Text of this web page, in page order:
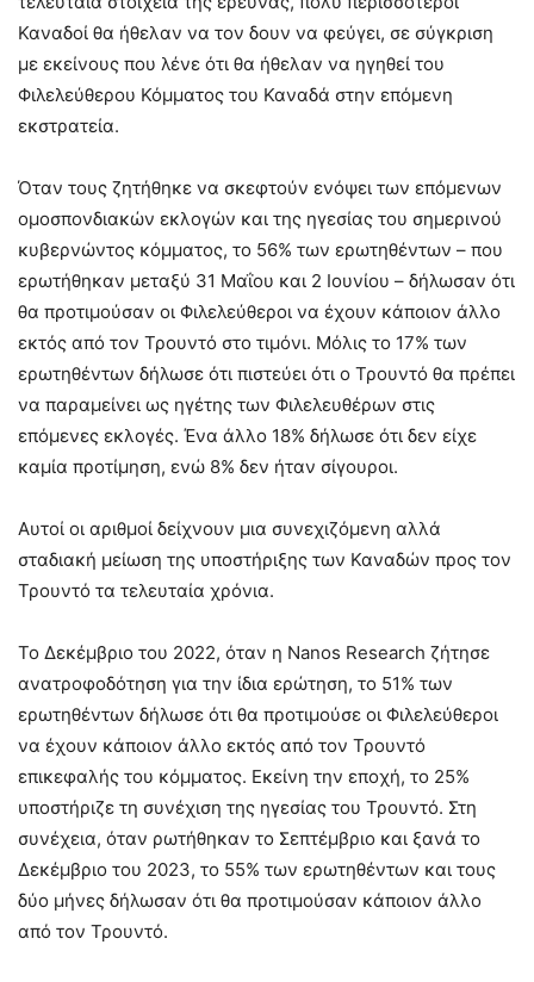
Καναδοί θα ήθελαν να τον δουν να φεύγει, σε σύγκριση
με εκείνους που λένε ότι θα ήθελαν να ηγηθεί του
Φιλελεύθερου Κόμματος του Καναδά στην επόμενη
εκστρατεία.
Όταν τους ζητήθηκε να σκεφτούν ενόψει των επόμενων
ομοσπονδιακών εκλογών και της ηγεσίας του σημερινού
κυβερνώντος κόμματος, το 56% των ερωτηθέντων – που
ερωτήθηκαν μεταξύ 31 Μαΐου και 2 Ιουνίου – δήλωσαν ότι
θα προτιμούσαν οι Φιλελεύθεροι να έχουν κάποιον άλλο
εκτός από τον Τρουντό στο τιμόνι. Μόλις το 17% των
ερωτηθέντων δήλωσε ότι πιστεύει ότι ο Τρουντό θα πρέπει
να παραμείνει ως ηγέτης των Φιλελευθέρων στις
επόμενες εκλογές. Ένα άλλο 18% δήλωσε ότι δεν είχε
καμία προτίμηση, ενώ 8% δεν ήταν σίγουροι.
Αυτοί οι αριθμοί δείχνουν μια συνεχιζόμενη αλλά
σταδιακή μείωση της υποστήριξης των Καναδών προς τον
Τρουντό τα τελευταία χρόνια.
Το Δεκέμβριο του 2022, όταν η Nanos Research ζήτησε
ανατροφοδότηση για την ίδια ερώτηση, το 51% των
ερωτηθέντων δήλωσε ότι θα προτιμούσε οι Φιλελεύθεροι
να έχουν κάποιον άλλο εκτός από τον Τρουντό
επικεφαλής του κόμματος. Εκείνη την εποχή, το 25%
υποστήριζε τη συνέχιση της ηγεσίας του Τρουντό. Στη
συνέχεια, όταν ρωτήθηκαν το Σεπτέμβριο και ξανά το
Δεκέμβριο του 2023, το 55% των ερωτηθέντων και τους
δύο μήνες δήλωσαν ότι θα προτιμούσαν κάποιον άλλο
από τον Τρουντό.